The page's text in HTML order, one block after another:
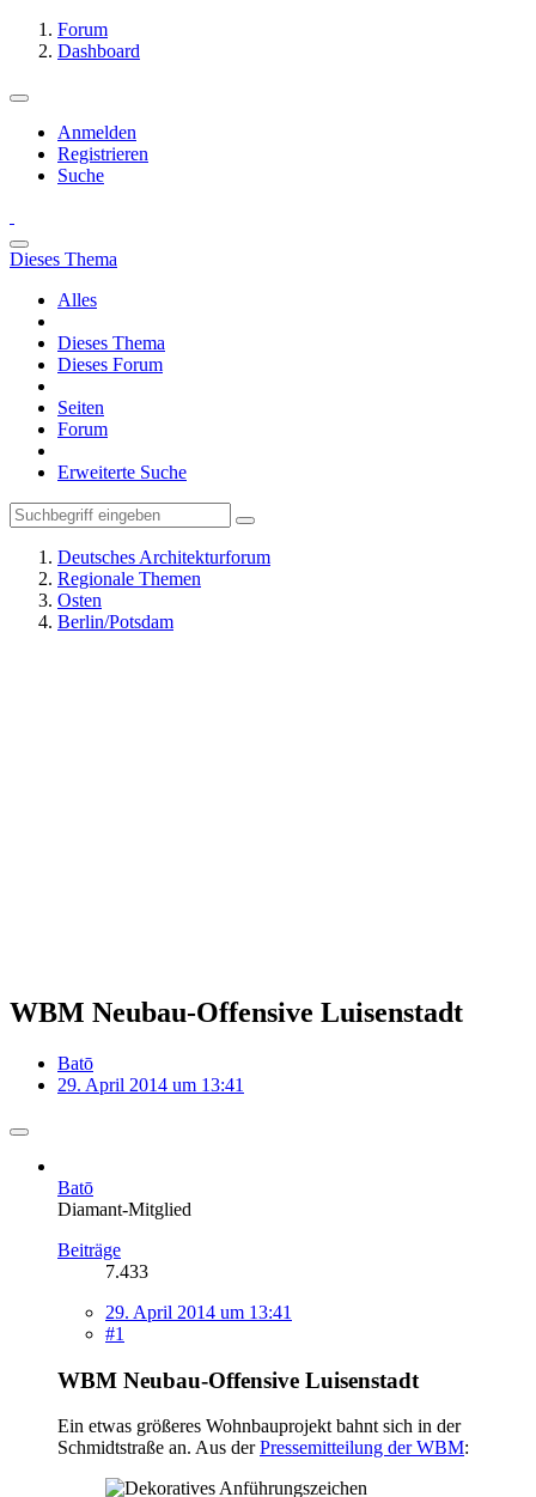
Forum
Dashboard
Anmelden
Registrieren
Suche
Dieses Thema
Alles
Dieses Thema
Dieses Forum
Seiten
Forum
Erweiterte Suche
Deutsches Architekturforum
Regionale Themen
Osten
Berlin/Potsdam
WBM Neubau-Offensive Luisenstadt
Batō
29. April 2014 um 13:41
Batō
Diamant-Mitglied
Beiträge
7.433
29. April 2014 um 13:41
#1
WBM Neubau-Offensive Luisenstadt
Ein etwas größeres Wohnbauprojekt bahnt sich in der
Schmidtstraße an. Aus derPressemitteilung der WBM: